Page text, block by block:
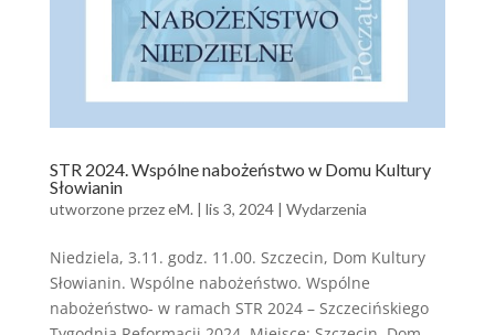
STR 2024. Wspólne nabożeństwo w Domu Kultury
Słowianin
utworzone przezeM. | lis 3, 2024| Wydarzenia
Niedziela, 3.11. godz. 11.00. Szczecin, Dom Kultury
Słowianin. Wspólne nabożeństwo. Wspólne
nabożeństwo- w ramach STR 2024 – Szczecińskiego